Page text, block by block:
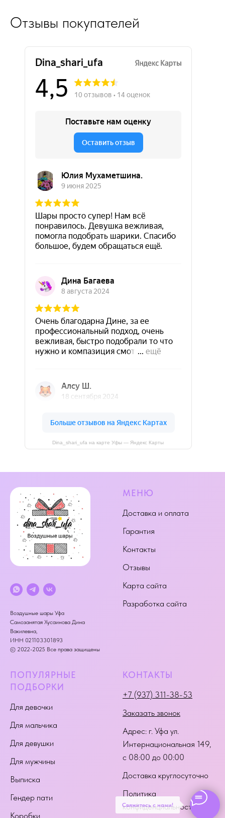
Свяжитесь с нами!
Отзывы покупателей
Dina_shari_ufa на карте Уфы — Яндекс Карты
Воздушные шары Уфа
Самозанятая Хусаинова Дина
Вакилевна,
ИНН 021103301893
© 2022-2025 Все права защищены
МЕНЮ
Доставка и оплата
Гарантия
Контакты
Отзывы
Карта сайта
Разработка сайта
ПОПУЛЯРНЫЕ
ПОДБОРКИ
Для девочки
Для мальчика
Для девушки
Для мужчины
Выписка
Гендер пати
Коробки
КОНТАКТЫ
+7 (937) 311-38-53
Заказать звонок
Адрес: г. Уфа ул.
Интернациональная 149,
с 08:00 до 00:00
Доставка круглосуточно
Политика
конфиденциальности